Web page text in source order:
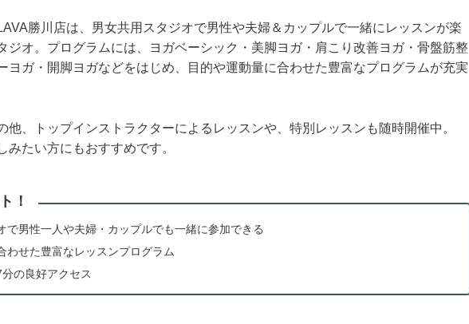
勝川店は、男女共用スタジオで男性や夫婦＆カップルで一緒にレッスンが楽
ジオ。プログラムには、ヨガベーシック・美脚ヨガ・肩こり改善ヨガ・骨盤筋整
ヨガ・開脚ヨガなどをはじめ、目的や運動量に合わせた豊富なプログラムが充実
他、トップインストラクターによるレッスンや、特別レッスンも随時開催中。
みたい方にもおすすめです。
！
で男性一人や夫婦・カップルでも一緒に参加できる
わせた豊富なレッスンプログラム
の良好アクセス